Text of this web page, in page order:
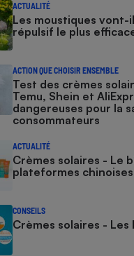
ACTUALITÉ
Les moustiques vont-
répulsif le plus
ACTION QUE CHOISIR ENSEMBLE
Test des crèmes
Temu, Shein et
dangereuses pour la
consommateurs
ACTUALITÉ
Crèmes solaires - Le
plateformes chinoises
CONSEILS
Crèmes solaires - Les